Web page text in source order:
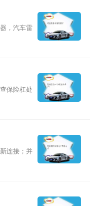
，汽车雷
保险杠处
连接；并